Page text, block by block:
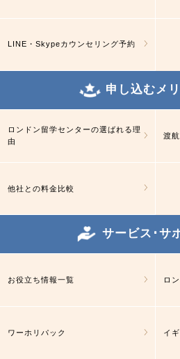
LINE・Skypeカウンセリング予約
申し込むメ
ロンドン留学センターの選ばれる理
由
渡
他社との料金比較
サービス･サ
お役立ち情報一覧 ロ
ワーホリパック イ